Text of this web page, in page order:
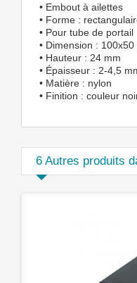
• Embout à ailettes
• Forme :
• Pour tube de portail
• Dimension : 100x50
• Hauteur : 24 mm
• Épaisseur : 2-4,5
• Matière : nylon
• Finition : couleur
6 Autres produits